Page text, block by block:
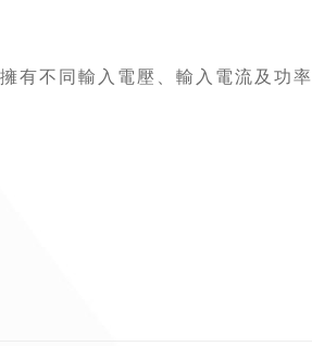
有不同輸入電壓、輸入電流及功率